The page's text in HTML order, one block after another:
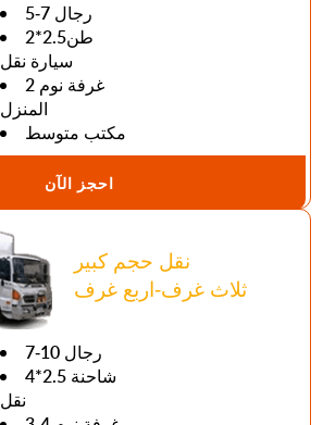
5-7 رجال
طن2.5*2
سيارة نقل
2 غرفة نوم
المنزل
مكتب متوسط
احجز الآن
نقل حجم كبير
ثلاث غرف-اربع غرف
7-10 رجال
4*2.5 شاحنة
نقل